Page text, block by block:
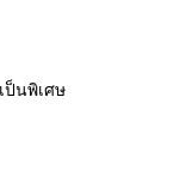
ป็นพิเศษ